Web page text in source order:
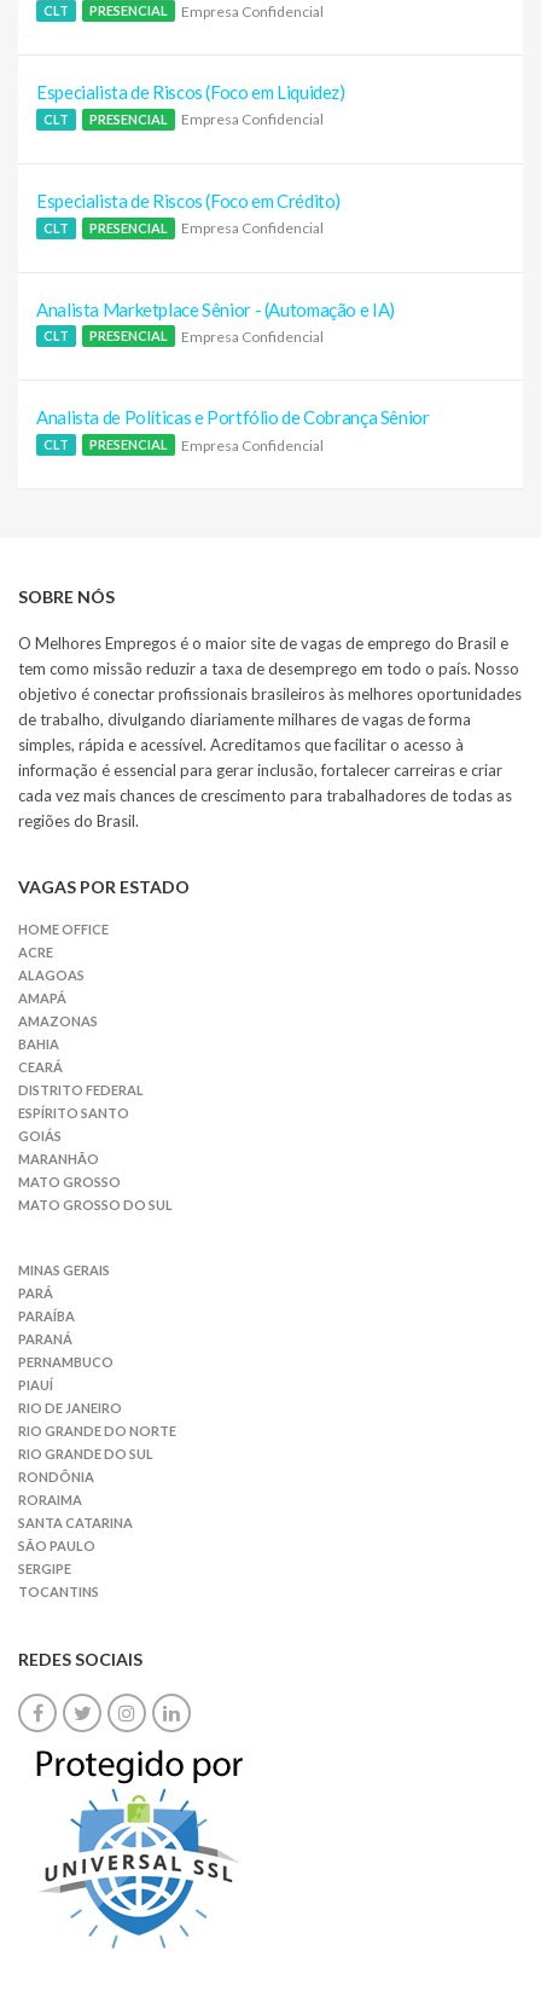
CLT PRESENCIAL Empresa Confidencial
Especialista de Riscos (Foco em Liquidez)
CLT PRESENCIAL Empresa Confidencial
Especialista de Riscos (Foco em Crédito)
CLT PRESENCIAL Empresa Confidencial
Analista Marketplace Sênior - (Automação e IA)
CLT PRESENCIAL Empresa Confidencial
Analista de Políticas e Portfólio de Cobrança Sênior
CLT PRESENCIAL Empresa Confidencial
SOBRE NÓS
O Melhores Empregos é o maior site de vagas de emprego do Brasil e
tem como missão reduzir a taxa de desemprego em todo o país. Nosso
objetivo é conectar profissionais brasileiros às melhores oportunidades
de trabalho, divulgando diariamente milhares de vagas de forma
simples, rápida e acessível. Acreditamos que facilitar o acesso à
informação é essencial para gerar inclusão, fortalecer carreiras e criar
cada vez mais chances de crescimento para trabalhadores de todas as
regiões do Brasil.
VAGAS POR ESTADO
HOME OFFICE
ACRE
ALAGOAS
AMAPÁ
AMAZONAS
BAHIA
CEARÁ
DISTRITO FEDERAL
ESPÍRITO SANTO
GOIÁS
MARANHÃO
MATO GROSSO
MATO GROSSO DO SUL
MINAS GERAIS
PARÁ
PARAÍBA
PARANÁ
PERNAMBUCO
PIAUÍ
RIO DE JANEIRO
RIO GRANDE DO NORTE
RIO GRANDE DO SUL
RONDÔNIA
RORAIMA
SANTA CATARINA
SÃO PAULO
SERGIPE
TOCANTINS
REDES SOCIAIS